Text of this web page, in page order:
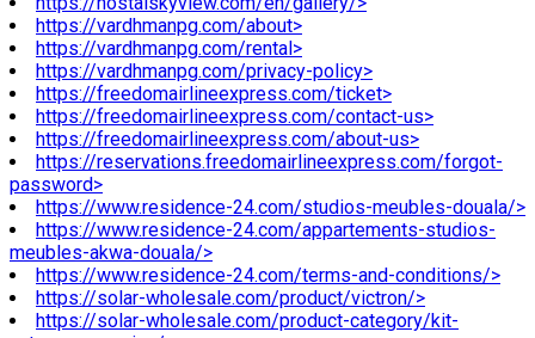
https://vardhmanpg.com/about>
https://vardhmanpg.com/rental>
https://vardhmanpg.com/privacy-policy>
https://freedomairlineexpress.com/ticket>
https://freedomairlineexpress.com/contact-us>
https://freedomairlineexpress.com/about-us>
https://reservations.freedomairlineexpress.com/forgot-
password>
https://www.residence-24.com/studios-meubles-douala/>
https://www.residence-24.com/appartements-studios-
meubles-akwa-douala/>
https://www.residence-24.com/terms-and-conditions/>
https://solar-wholesale.com/product/victron/>
https://solar-wholesale.com/product-category/kit-